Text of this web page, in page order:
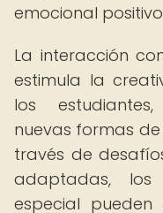
emocional
La interacción
estimula la
los
nuevas formas
través de
adaptadas, los
especial pueden